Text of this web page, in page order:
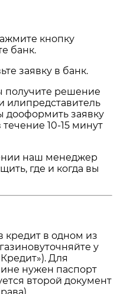
кнопку
банк.
заявку в банк.
получите решение
илипредставитель
дооформить заявку
10-15 минут
наш менеджер
где и когда вы
кредит в одном из
у
Для
нужен паспорт
второй документ